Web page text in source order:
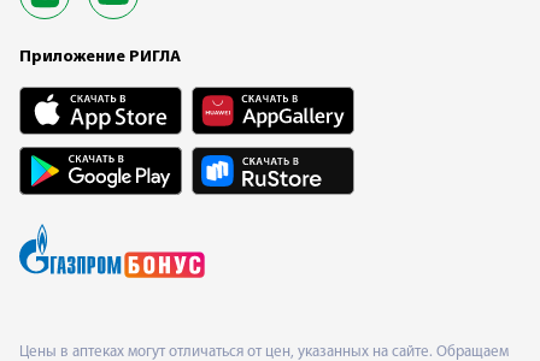
Приложение РИГЛА
Цены в аптеках могут отличаться от цен, указанных на сайте. Обращаем